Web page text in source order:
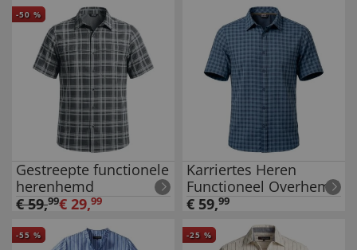
-50 %
Gestreepte functionele
herenhemd
€59,99€ 29,99
Karriertes Heren
Functioneel Overhemd
€ 59,99
-55 % -25 %